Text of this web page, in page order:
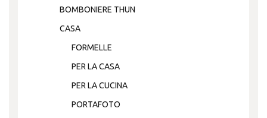
BOMBONIERE THUN
CASA
FORMELLE
PER LA CASA
PER LA CUCINA
PORTAFOTO